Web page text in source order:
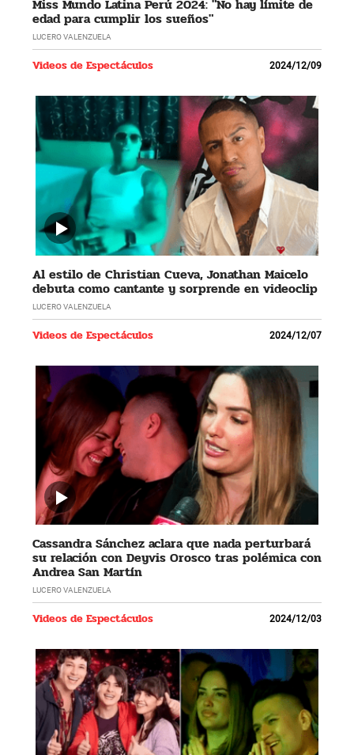
Miss Mundo Latina Perú 2024: "No hay límite de
edad para cumplir los sueños"
LUCERO VALENZUELA
Videos de Espectáculos 2024/12/09
Al estilo de Christian Cueva, Jonathan Maicelo
debuta como cantante y sorprende en videoclip
LUCERO VALENZUELA
Videos de Espectáculos 2024/12/07
Cassandra Sánchez aclara que nada perturbará
su relación con Deyvis Orosco tras polémica con
Andrea San Martín
LUCERO VALENZUELA
Videos de Espectáculos 2024/12/03